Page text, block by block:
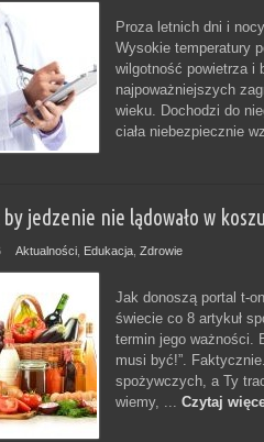
Proza letnich dni i
Wysokie temperatury
wilgotność powietrza i
najpoważniejszych
wieku. Dochodzi do
ciała niebezpiecznie
by jedzenie nie lądowało w
Aktualności, Edukacja, Zdrowie
Jak donoszą portal t-
świecie co 8 artykuł
termin jego ważności.
musi być!”.
spożywczych, a Ty
wiemy, ... Czytaj